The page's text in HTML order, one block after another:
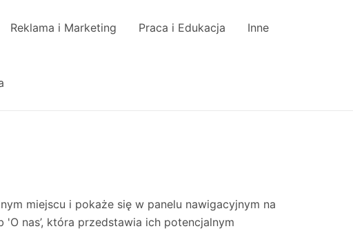
Reklama i Marketing Praca i Edukacja Inne
miejscu i pokaże się w panelu nawigacyjnym na
nas’, która przedstawia ich potencjalnym